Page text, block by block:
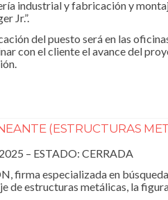
industrial y fabricación y
Jr.”.
del puesto será en las
con el cliente el avance del
(ESTRUCTURAS
– ESTADO: CERRADA
firma especializada en
de estructuras metálicas, la